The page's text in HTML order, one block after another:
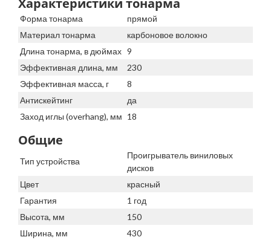
Характеристики тонарма
Форма тонарма
прямой
Материал тонарма
карбоновое волокно
Длина тонарма, в дюймах 9
Эффективная длина, мм
230
Эффективная масса, г
8
Антискейтинг
да
Заход иглы (overhang), мм 18
Общие
Тип устройства
Проигрыватель виниловых
дисков
Цвет
красный
Гарантия
1 год
Высота, мм
150
Ширина, мм
430